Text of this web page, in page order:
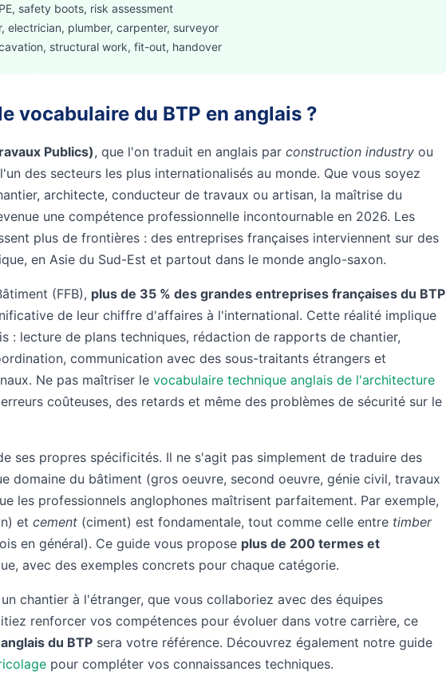
safety boots, risk assessment
electrician, plumber, carpenter, surveyor
structural work, fit-out, handover
vocabulaire du BTP en anglais ?
Publics), que l'on traduit en anglais par construction industry ou
des secteurs les plus internationalisés au monde. Que vous soyez
architecte, conducteur de travaux ou artisan, la maîtrise du
une compétence professionnelle incontournable en 2026. Les
plus de frontières : des entreprises françaises interviennent sur des
en Asie du Sud-Est et partout dans le monde anglo-saxon.
(FFB), plus de 35 % des grandes entreprises françaises du BTP
de leur chiffre d'affaires à l'international. Cette réalité implique
: lecture de plans techniques, rédaction de rapports de chantier,
communication avec des sous-traitants étrangers et
Ne pas maîtriser le vocabulaire technique anglais de l'architecture
coûteuses, des retards et même des problèmes de sécurité sur le
ses propres spécificités. Il ne s'agit pas simplement de traduire des
domaine du bâtiment (gros oeuvre, second oeuvre, génie civil, travaux
les professionnels anglophones maîtrisent parfaitement. Par exemple,
et cement (ciment) est fondamentale, tout comme celle entre timber
en général). Ce guide vous propose plus de 200 termes et
avec des exemples concrets pour chaque catégorie.
chantier à l'étranger, que vous collaboriez avec des équipes
renforcer vos compétences pour évoluer dans votre carrière, ce
du BTP sera votre référence. Découvrez également notre guide
pour compléter vos connaissances techniques.